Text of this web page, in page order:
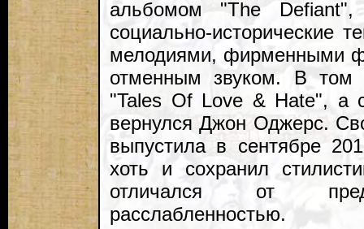
альбомом "The Defiant",
социально-исторические
мелодиями, фирменными
отменным звуком. В
"Tales Of Love & Hate", а
вернулся Джон Оджерс.
выпустила в сентябре
хоть и сохранил
отличался от
расслабленностью.